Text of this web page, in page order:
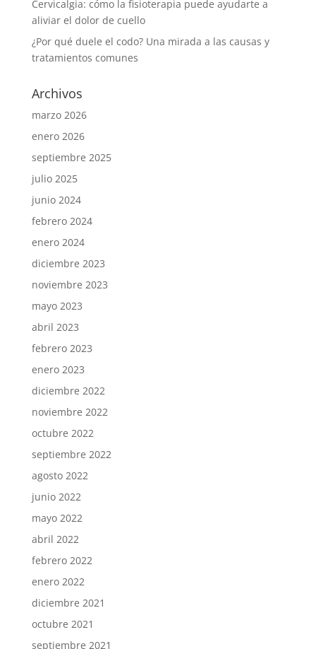
Cervicalgia: cómo la fisioterapia puede ayudarte a
aliviar el dolor de cuello
¿Por qué duele el codo? Una mirada a las causas y
tratamientos comunes
Archivos
marzo 2026
enero 2026
septiembre 2025
julio 2025
junio 2024
febrero 2024
enero 2024
diciembre 2023
noviembre 2023
mayo 2023
abril 2023
febrero 2023
enero 2023
diciembre 2022
noviembre 2022
octubre 2022
septiembre 2022
agosto 2022
junio 2022
mayo 2022
abril 2022
febrero 2022
enero 2022
diciembre 2021
octubre 2021
septiembre 2021